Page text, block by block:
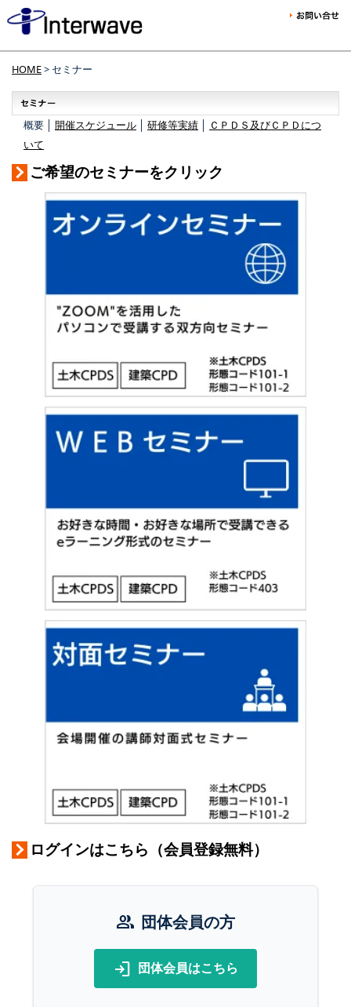
HOME> セミナー
概要 │ 開催スケジュール 研修等実績
ＣＰＤＳ及びＣＰＤにつ
いて
ご希望のセミナーをクリック
ログインはこちら（会員登録無料）
group 団体会員の方
login 団体会員はこちら